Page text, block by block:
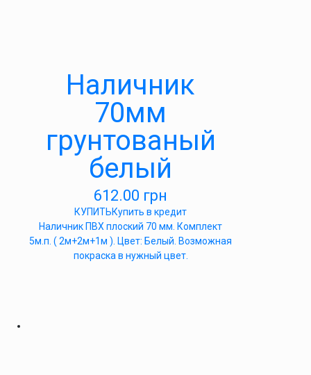
Наличник
70мм
грунтованый
белый
612.00 грн
КУПИТЬКупить в кредит
Наличник ПВХ плоский 70 мм. Комплект
5м.п. ( 2м+2м+1м ). Цвет: Белый. Возможная
покраска в нужный цвет.